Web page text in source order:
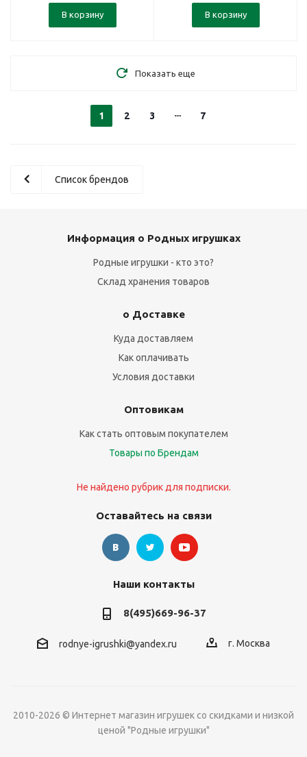
В корзину В корзину
Показать еще
1 2 3 7
Список брендов
Информация о Родных игрушках
Родные игрушки - кто это?
Склад хранения товаров
о Доставке
Куда доставляем
Как оплачивать
Условия доставки
Оптовикам
Как стать оптовым покупателем
Товары по Брендам
Не найдено рубрик для подписки.
Оставайтесь на связи
Наши контакты
8(495)669-96-37
rodnye-igrushki@yandex.ru г. Москва
2010-2026 © Интернет магазин игрушек со скидками и низкой
ценой "Родные игрушки"